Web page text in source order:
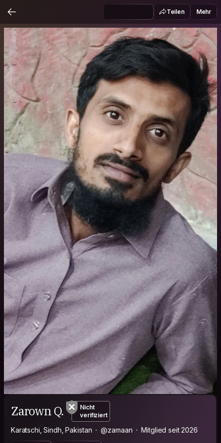
Teilen Mehr
Zarown Q.
Nicht
verifiziert
Karatschi, Sindh, Pakistan @zamaan Mitglied seit 2026